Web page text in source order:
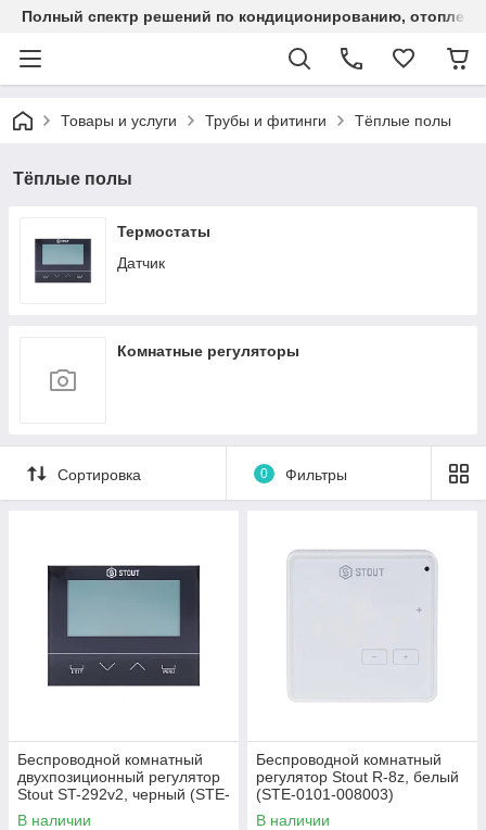
Полный спектр решений по кондиционированию,
Товары и услуги Трубы и фитинги Тёплые полы
Тёплые полы
Термостаты
Датчик
Комнатные регуляторы
Сортировка 0 Фильтры
Беспроводной комнатный
двухпозиционный регулятор
Stout ST-292v2, черный (STE-
0101-029222)
В наличии
Беспроводной комнатный
регулятор Stout R-8z, белый
(STE-0101-008003)
В наличии